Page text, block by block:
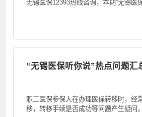
无锡医保12393热线咨询，本期“无锡医
“无锡医保听你说”热点问题汇
职工医保参保人在办理医保转移时，经
移，转移手续是否成功等问题产生疑问